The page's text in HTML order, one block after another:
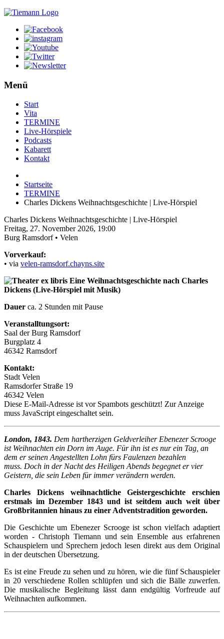
Menü
Start
Vita
TERMINE
Live-Hörspiele
Podcasts
Kabarett
Kontakt
Startseite
TERMINE
Charles Dickens Weihnachtsgeschichte | Live-Hörspiel
Charles Dickens Weihnachtsgeschichte | Live-Hörspiel
Freitag, 27. November 2026, 19:00
Burg Ramsdorf • Velen
Vorverkauf:
• via velen-ramsdorf.chayns.site
Dauer ca. 2 Stunden mit Pause
Veranstalltungsort:
Saal der Burg Ramsdorf
Burgplatz 4
46342 Ramsdorf
Kontakt:
Stadt Velen
Ramsdorfer Straße 19
46342 Velen
Diese E-Mail-Adresse ist vor Spambots geschützt! Zur Anzeige
muss JavaScript eingeschaltet sein.
London, 1843. Dem hartherzigen Geldverleiher Ebenezer Scrooge
ist Weihnachten ein Dorn im Auge. Für ihn ist es nur ein Tag, an
dem er seinen Angestellten Lohn fürs Faulenzen bezahlen
muss. Doch in der Nacht des Heiligen Abends begegnet er vier
Geistern, die sein Leben für immer verändern werden.
Charles Dickens weihnachtliche Geistergeschichte erschien
erstmals im Dezember 1843 und ist seitdem auch weit über
Großbritannien hinaus zu einer Adventstradition geworden.
Die Geschichte um Ebenezer Scrooge ist schon vielfach adaptiert
worden - Christoph Tiemann und sein Ensemble aus erfahrenen
Schauspielern und Sprechern jedoch lesen direkt aus dem Original
in der deutschen Übersetzung.
Es ist eine Freude zu sehen und zu hören, wie die fünf Schauspieler
in 20 verschiedene Rollen schlüpfen und sich die Bälle zuwerfen.
Die musikalische Begleitung lässt dann endgültig Vorfreude auf
Weihnachten aufkommen.